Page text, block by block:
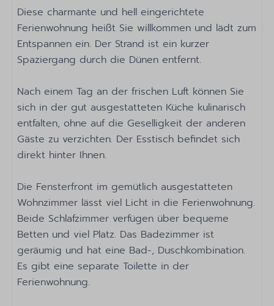
Besteck
Esstisch
Geschirr
Geschirrspüler
Dampfabzug
Küchengeräte
Toaster
Kühlschrank: Mit Gefrierfach
Backofen: Heißluftofen
Kochen mit Induktion: 4-Brenner
Kessel: Elektrischer Wasserkocher
Filterkaffeemaschine
Badezimmer
1 badezimmer
Spiegel
Diese charmante und hell eingerichtete
Ferienwohnung heißt Sie willkommen und lädt zum
Entspannen ein. Der Strand ist ein kurzer
Spaziergang durch die Dünen entfernt.
Nach einem Tag an der frischen Luft können Sie
sich in der gut ausgestatteten Küche kulinarisch
entfalten, ohne auf die Geselligkeit der anderen
Gäste zu verzichten. Der Esstisch befindet sich
direkt hinter Ihnen.
Die Fensterfront im gemütlich ausgestatteten
Wohnzimmer lässt viel Licht in die Ferienwohnung.
Beide Schlafzimmer verfügen über bequeme
Betten und viel Platz. Das Badezimmer ist
geräumig und hat eine Bad-, Duschkombination.
Es gibt eine separate Toilette in der
Ferienwohnung.